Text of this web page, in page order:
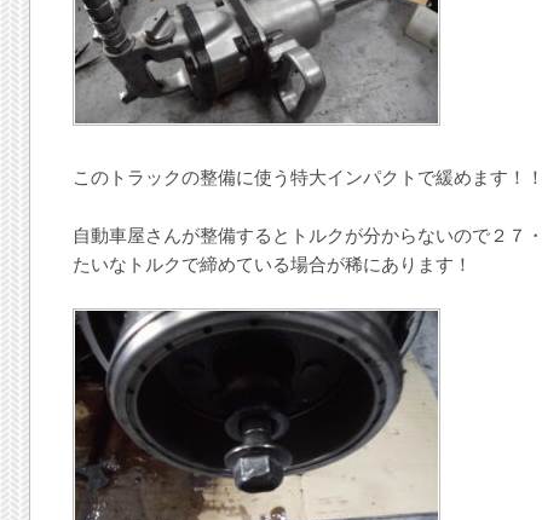
このトラックの整備に使う特大インパクトで緩めます！
自動車屋さんが整備するとトルクが分からないので２７
たいなトルクで締めている場合が稀にあります！